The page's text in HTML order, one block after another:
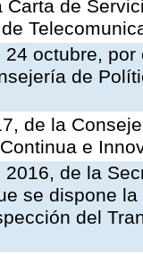
Carta de
octubre,
de
de la
e
de la
se dispone
del